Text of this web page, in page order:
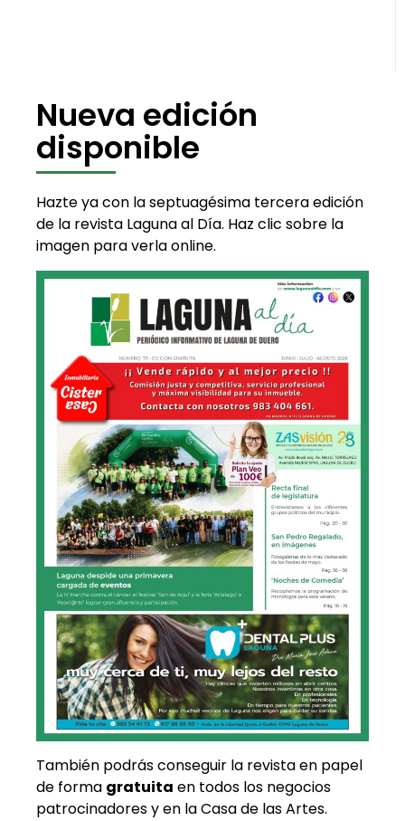
Nueva edición
disponible
Hazte ya con la septuagésima tercera edición
de la revista Laguna al Día. Haz clic sobre la
imagen para verla online.
También podrás conseguir la revista en papel
de forma gratuita en todos los negocios
patrocinadores y en la Casa de las Artes.